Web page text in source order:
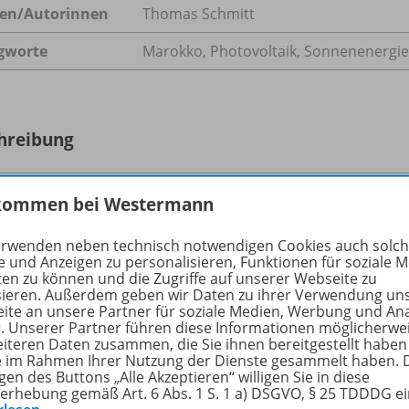
Autorinnen
Thomas Schmitt
Marokko, Photovoltaik,
vor über 100 Jahren spekulierten Physiker und
Sonne zur Energiegewinnung und erwarteten langfristig
nach Nordafrika. Doch erst seit Beginn des 21.
erneuerbarer Energien beobachten. Der Beitrag
dar und erläutert Gründe für die regional
Inhalte der Ausgabe
bei Westermann
neben technisch notwendigen Cookies auch
und Anzeigen zu personalisieren, Funktionen für soziale
zu können und die Zugriffe auf unserer Webseite zu
Außerdem geben wir Daten zu ihrer Verwendung
an unsere Partner für soziale Medien, Werbung und
Unserer Partner führen diese Informationen
Daten zusammen, die Sie ihnen bereitgestellt
im Rahmen Ihrer Nutzung der Dienste gesammelt haben.
des Buttons „Alle Akzeptieren“ willigen Sie in diese
gemäß Art. 6 Abs. 1 S. 1 a) DSGVO, § 25 TDDDG